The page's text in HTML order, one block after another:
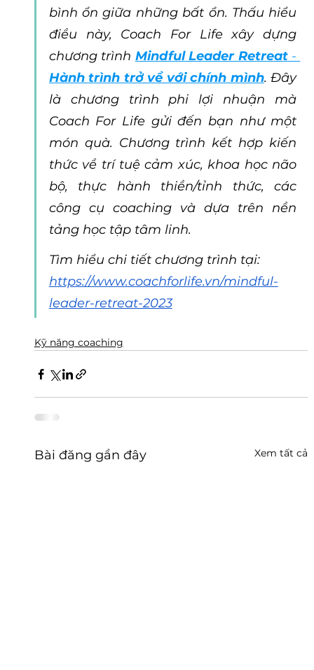
bình ổn giữa những bất ổn. Thấu hiểu
điều này, Coach For Life xây dựng
chương trình Mindful Leader Retreat
Hành trình trở về với chính mình. Đây
là chương trình phi lợi nhuận mà
Coach For Life gửi đến bạn như một
món quà. Chương trình kết hợp kiến
thức về trí tuệ cảm xúc, khoa học não
bộ, thực hành thiền/tỉnh thức, các
công cụ coaching và dựa trên nền
tảng học tập tâm linh.
Tìm hiểu chi tiết chương trình tại:
https://www.coachforlife.vn/mindful-
leader-retreat-2023
Kỹ năng coaching
Bài đăng gần đây Xem tất cả